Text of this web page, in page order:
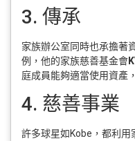
3. 傳承
家族辦公室同時也承擔著
例，他的家族慈善基金會
庭成員能夠適當使用資產
4. 慈善事業
許多球星如Kobe，都利